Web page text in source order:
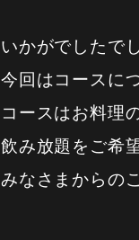
いかがでしたで
今回はコースに
コースはお料理
飲み放題をご希
みなさまからの